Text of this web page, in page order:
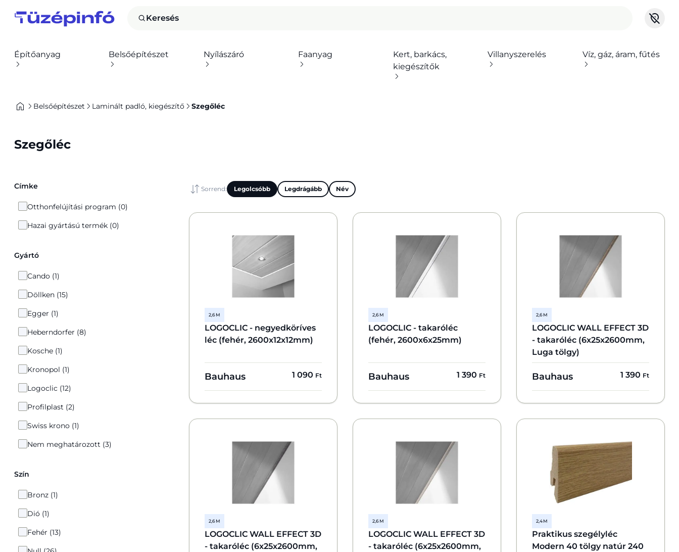
Keresés
Építőanyag Belsőépítészet Nyílászáró Faanyag
Kert, barkács,
kiegészítők
Villanyszerelés Víz, gáz, áram, fűtés
Belsőépítészet Laminált padló, kiegészítő Szegőléc
Szegőléc
Címke
Otthonfelújítási program (0)
Hazai gyártású termék (0)
Gyártó
Cando (1)
Döllken (15)
Egger (1)
Heberndorfer (8)
Kosche (1)
Kronopol (1)
Logoclic (12)
Profilplast (2)
Swiss krono (1)
Nem meghatározott (3)
Szín
Bronz (1)
Dió (1)
Fehér (13)
Sorrend: Legolcsóbb Legdrágább Név
2,6 M
LOGOCLIC - negyedköríves
léc (fehér, 2600x12x12mm)
Bauhaus 1 090 Ft
2,6 M
LOGOCLIC - takaróléc
(fehér, 2600x6x25mm)
Bauhaus 1 390 Ft
2,6 M
LOGOCLIC WALL EFFECT 3D
- takaróléc (6x25x2600mm,
Luga tölgy)
Bauhaus 1 390 Ft
2,6 M
LOGOCLIC WALL EFFECT 3D
- takaróléc (6x25x2600mm,
2,6 M
LOGOCLIC WALL EFFECT 3D
- takaróléc (6x25x2600mm,
2,4 M
Praktikus szegélyléc
Modern 40 tölgy natúr 240